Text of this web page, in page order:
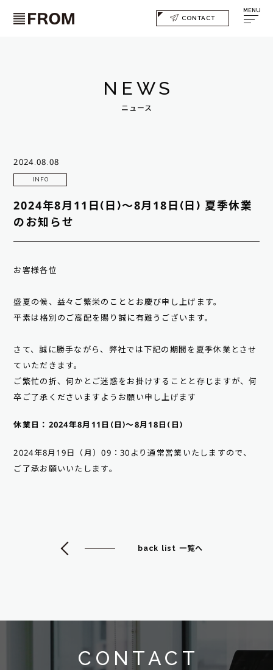
CONTACT
MENU
NEWS
ニュース
2024.08.08
INFO
2024年8月11日(日)～8月18日(日) 夏季休業
のお知らせ
お客様各位
盛夏の候、益々ご繁栄のこととお慶び申し上げます。
平素は格別のご高配を賜り誠に有難うございます。
さて、誠に勝手ながら、弊社では下記の期間を夏季休業とさせ
ていただきます。
ご繁忙の折、何かとご迷惑をお掛けすることと存じますが、何
卒ご了承くださいますようお願い申し上げます
休業日：2024年8月11日(日)～8月18日(日)
2024年8月19日（月）09：30より通常営業いたしますので、
ご了承お願いいたします。
back list 一覧へ
CONTACT